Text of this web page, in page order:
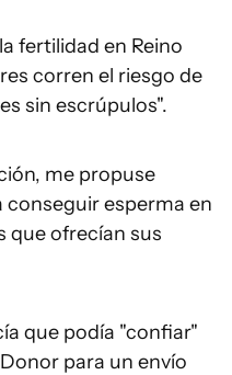
fertilidad en Reino
corren el riesgo de
sin escrúpulos".
me propuse
conseguir esperma en
que ofrecían sus
que podía "confiar"
para un envío